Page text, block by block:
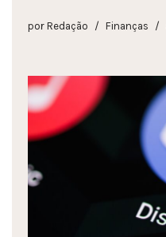
por Redação Finanças